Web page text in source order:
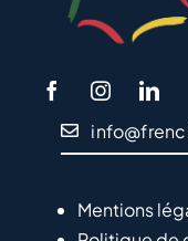
Mentions